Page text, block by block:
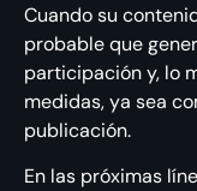
Cuando su
probable que
participación y, lo
medidas, ya sea
publicación.
En las próximas